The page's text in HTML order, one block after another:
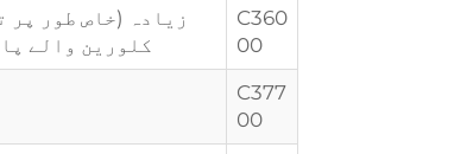
C360
00
زیادہ (خاص طور پر
کلورین والے
C377
00